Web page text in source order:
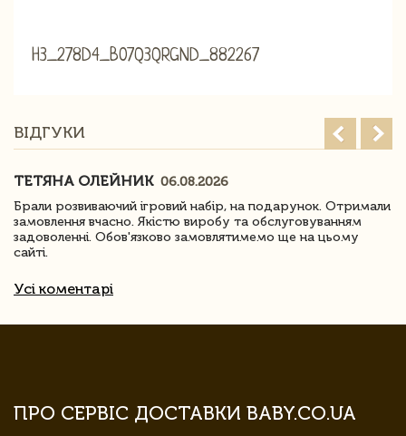
H3_278D4_B07Q3QRGND_882267
ВІДГУКИ
ТЕТЯНА ОЛЕЙНИК 06.08.2026
Брали розвиваючий ігровий набір, на подарунок. Отримали
замовлення вчасно. Якістю виробу та обслуговуванням
задоволенні. Обов'язково замовлятимемо ще на цьому
сайті.
Усі коментарі
ПРО СЕРВІС ДОСТАВКИ BABY.CO.UA